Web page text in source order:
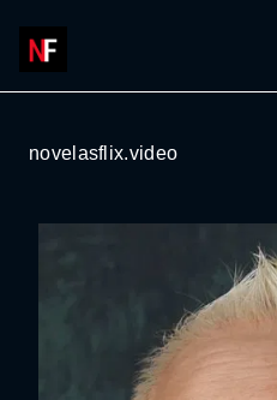
novelasflix.video